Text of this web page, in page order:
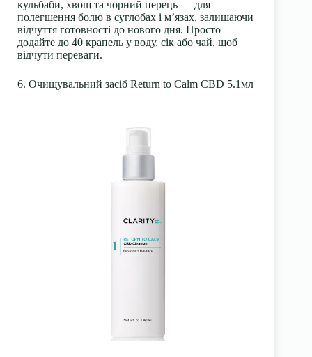
кульбаби, хвощ та чорний перець — для
полегшення болю в суглобах і м’язах, залишаючи
відчуття готовності до нового дня. Просто
додайте до 40 крапель у воду, сік або чай, щоб
відчути переваги.
6. Очищувальний засіб Return to Calm CBD 5.1мл